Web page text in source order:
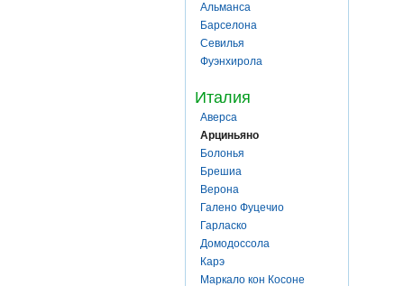
Альманса
Барселона
Севилья
Фуэнхирола
Италия
Аверса
Арциньяно
Болонья
Брешиа
Верона
Галено Фуцечио
Гарласко
Домодоссола
Карэ
Маркало кон Косоне